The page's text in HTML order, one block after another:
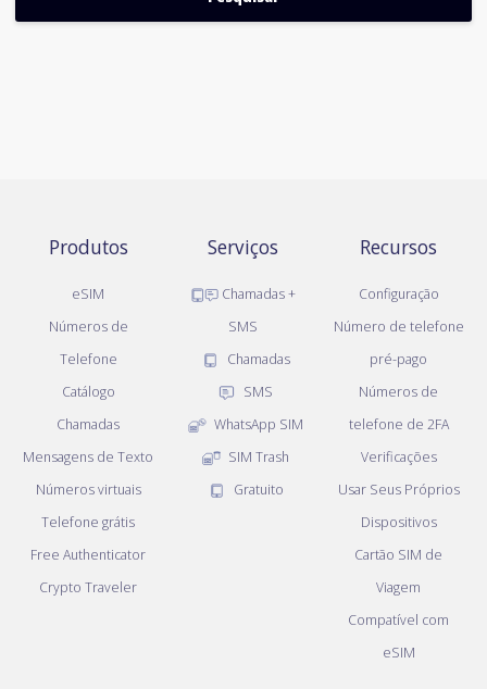
Produtos
eSIM
Números de
Telefone
Catálogo
Chamadas
Mensagens de Texto
Números virtuais
Telefone grátis
Free Authenticator
Crypto Traveler
Serviços
Chamadas +
SMS
Chamadas
SMS
WhatsApp SIM
SIM Trash
Gratuito
Recursos
Configuração
Número de telefone
pré-pago
Números de
telefone de 2FA
Verificações
Usar Seus Próprios
Dispositivos
Cartão SIM de
Viagem
Compatível com
eSIM